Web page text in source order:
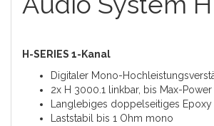
H-SERIES 1-Kanal
Digitaler Mono-
2x H 3000.1 linkbar, bis Max-
Langlebiges doppelseitiges Epoxy
Laststabil bis 1 Ohm mono